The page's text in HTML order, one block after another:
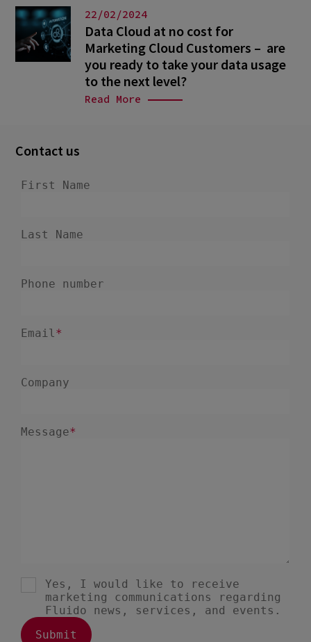
22/02/2024
Data Cloud at no cost for
Marketing Cloud Customers – are
you ready to take your data usage
to the next level?
Read More
Contact us